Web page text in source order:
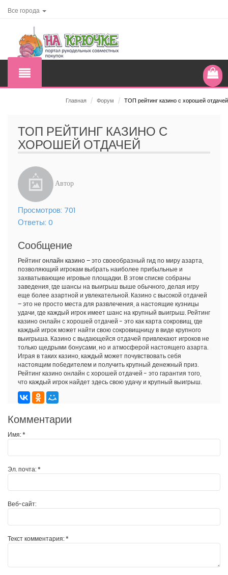
Все города
Главная / Форум / ТОП рейтинг казино с хорошей отдачей
ТОП РЕЙТИНГ КАЗИНО С
ХОРОШЕЙ ОТДАЧЕЙ
Автор
Просмотров: 701
Ответы: 0
Сообщение
Рейтингонлайн казино– это своеобразный гид по миру азарта,
позволяющий игрокам выбрать наиболее прибыльные и
захватывающие игровые площадки. В этом списке собраны
заведения, где шансы на выигрыш выше обычного, делая игру
еще более азартной и увлекательной. Казино с высокой отдачей
– это не просто места для развлечения, а настоящие кузницы
удачи, где каждый игрок имеет шанс на крупный выигрыш. Рейтинг
казино онлайн с хорошей отдачей - это как карта сокровищ, где
каждый игрок может найти свою сокровищницу в виде крупного
выигрыша. Казино с выдающейся отдачей привлекают игроков не
только щедрыми бонусами, но и атмосферой настоящего азарта.
Играя в таких казино, каждый может почувствовать себя
настоящим победителем и получить крупный денежный приз.
Рейтинг казино онлайн с хорошей отдачей - это гарантия того,
что каждый игрок найдет здесь свою удачу и крупный выигрыш.
Комментарии
Имя:*
Эл. почта:*
Веб-сайт:
Текст комментария:*